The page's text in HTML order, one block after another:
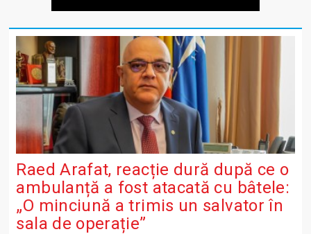
Raed Arafat, reacție dură după ce o
ambulanță a fost atacată cu bâtele:
„O minciună a trimis un salvator în
sala de operație”